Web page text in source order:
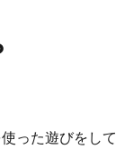
った遊びをして